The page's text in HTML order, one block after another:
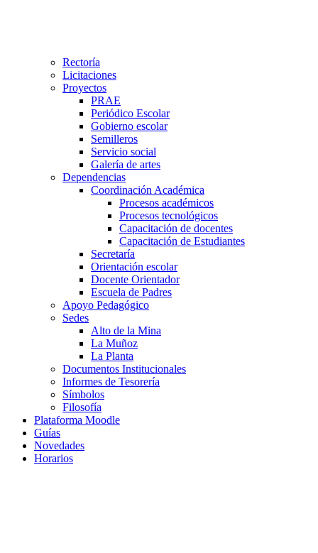
Rectoría
Licitaciones
Proyectos
PRAE
Periódico Escolar
Gobierno escolar
Semilleros
Servicio social
Galería de artes
Dependencias
Coordinación Académica
Procesos académicos
Procesos tecnológicos
Capacitación de docentes
Capacitación de Estudiantes
Secretaría
Orientación escolar
Docente Orientador
Escuela de Padres
Apoyo Pedagógico
Sedes
Alto de la Mina
La Muñoz
La Planta
Documentos Institucionales
Informes de Tesorería
Símbolos
Filosofía
Plataforma Moodle
Guías
Novedades
Horarios